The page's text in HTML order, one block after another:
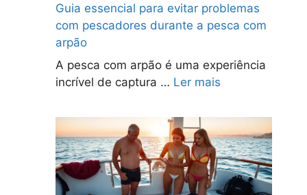
Guia essencial para evitar problemas
com pescadores durante a pesca com
arpão
A pesca com arpão é uma experiência
incrível de captura … Ler mais